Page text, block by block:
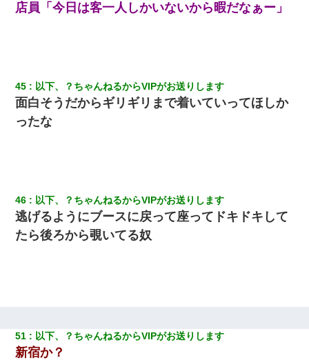
店員「今日は客一人しかいないから暇だなぁー」
45 以下、？ちゃんねるからVIPがお送りします
面白そうだからギリギリまで着いていってほしか
ったな
46 以下、？ちゃんねるからVIPがお送りします
逃げるようにブースに戻って座ってドキドキして
たら後ろから覗いてる奴
51 以下、？ちゃんねるからVIPがお送りします
新宿か？